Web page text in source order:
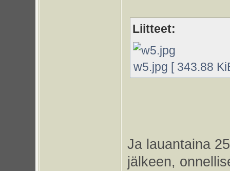
Liitteet:
w5.jpg [ 343.88
Ja lauantaina
jälkeen,